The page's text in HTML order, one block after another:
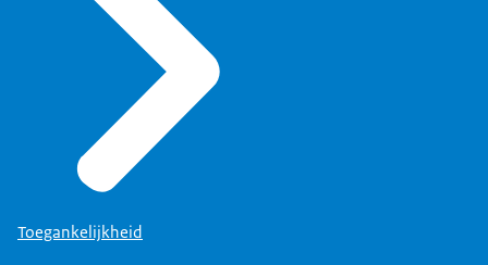
Toegankelijkheid